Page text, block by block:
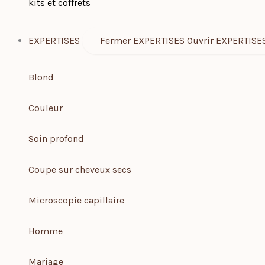
kits et coffrets
EXPERTISES Fermer EXPERTISES Ouvrir
Blond
Couleur
Soin profond
Coupe sur cheveux secs
Microscopie capillaire
Homme
Mariage